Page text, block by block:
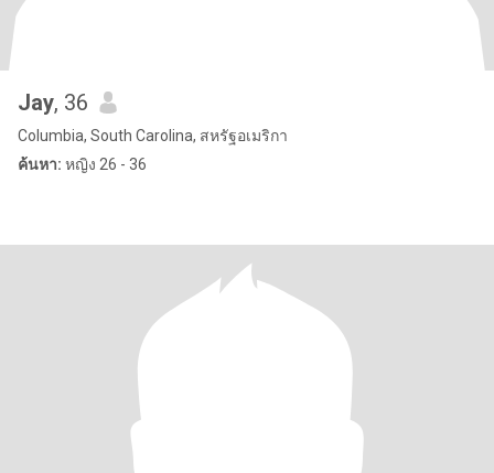
Jay, 36
Columbia, South Carolina, สหรัฐอเมริกา
ค้นหา: หญิง 26 - 36